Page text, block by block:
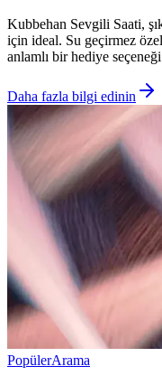
Kubbehan Sevgili Saati,
için ideal. Su geçirmez
anlamlı bir hediye
Daha fazla bilgi edinin
PopülerArama